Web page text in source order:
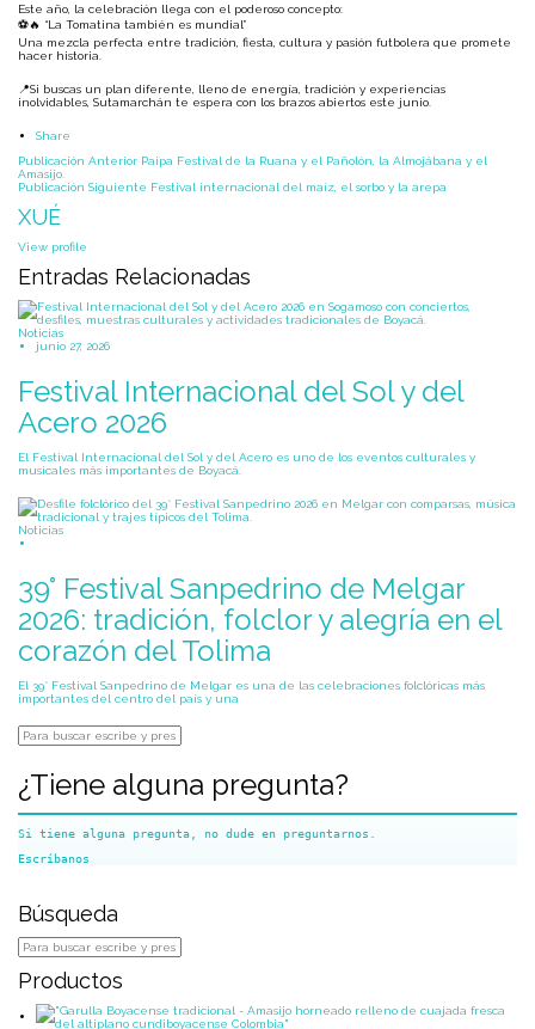
Este año, la celebración llega con el poderoso concepto:
⚽🔥 “La Tomatina también es mundial”
Una mezcla perfecta entre tradición, fiesta, cultura y pasión futbolera que promete
hacer historia.
📍Si buscas un plan diferente, lleno de energía, tradición y experiencias
inolvidables, Sutamarchán te espera con los brazos abiertos este junio.
Share
Navegación
de
publicaciones
Publicación Anterior Paipa Festival de la Ruana y el Pañolón, la Almojábana y el
Amasijo.
Publicación Siguiente Festival internacional del maíz, el sorbo y la arepa
XUÉ
View profile
Entradas Relacionadas
Noticias
junio 27, 2026
Festival Internacional del Sol y del
Acero 2026
El Festival Internacional del Sol y del Acero es uno de los eventos culturales y
musicales más importantes de Boyacá.
Noticias
39° Festival Sanpedrino de Melgar
2026: tradición, folclor y alegría en el
corazón del Tolima
El 39° Festival Sanpedrino de Melgar es una de las celebraciones folclóricas más
importantes del centro del país y una
¿Tiene alguna pregunta?
Si tiene alguna pregunta, no dude en preguntarnos.
Búsqueda
Productos